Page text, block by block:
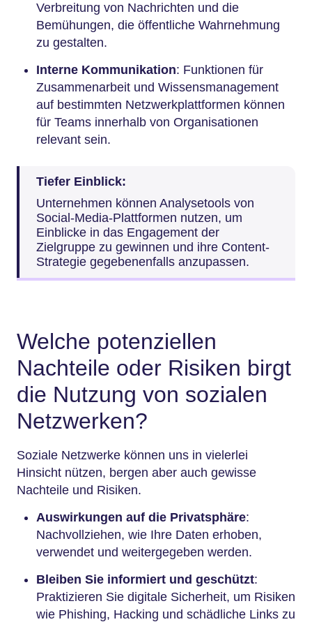
Verbreitung von Nachrichten und die
Bemühungen, die öffentliche Wahrnehmung
zu gestalten.
Interne Kommunikation: Funktionen für
Zusammenarbeit und Wissensmanagement
auf bestimmten Netzwerkplattformen können
für Teams innerhalb von Organisationen
relevant sein.
Tiefer Einblick:
Unternehmen können Analysetools von
Social-Media-Plattformen nutzen, um
Einblicke in das Engagement der
Zielgruppe zu gewinnen und ihre Content-
Strategie gegebenenfalls anzupassen.
Welche potenziellen
Nachteile oder Risiken birgt
die Nutzung von sozialen
Netzwerken?
Soziale Netzwerke können uns in vielerlei
Hinsicht nützen, bergen aber auch gewisse
Nachteile und Risiken.
Auswirkungen auf die Privatsphäre:
Nachvollziehen, wie Ihre Daten erhoben,
verwendet und weitergegeben werden.
Bleiben Sie informiert und geschützt:
Praktizieren Sie digitale Sicherheit, um Risiken
wie Phishing, Hacking und schädliche Links zu